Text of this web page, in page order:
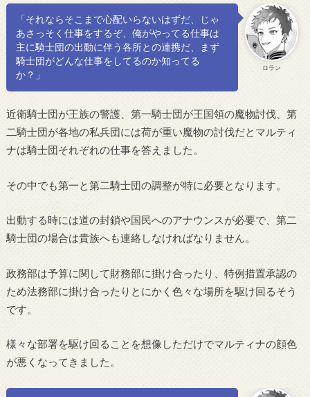
ロラン
「それならそこまで心配いらないはずだ、じゃ
あさっそく仕事をするぞ、俺がやってる仕事は
主に騎士団の出動に伴う各所との連携だ、まず
騎士団がどんな仕事をしてるのか知ってる
か？」
近衛騎士団が王族の警護、第一騎士団が王国領の魔物討伐、第
二騎士団が各地の私兵団には荷が重い魔物の討伐だとマルティ
ナは騎士団それぞれの仕事を答えました。
その中でも第一と第二騎士団の調整が特に必要となります。
出動する時には道の封鎖や国民へのアナウンスが必要で、第二
騎士団の場合は貴族へも連絡しなければなりません。
政務部は予算に関して財務部に掛け合ったり、特例措置承認の
ため法務部に掛け合ったりとにかく色々な場所を駆け回るそう
です。
様々な部署を駆け回ることを想像しただけでマルティナの顔色
が悪くなってきました。